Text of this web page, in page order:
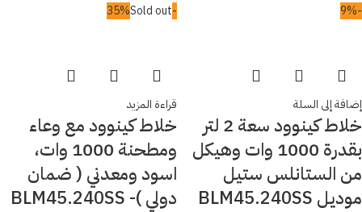
-9%
إضافة إلى السلة
خلاط كينوود سعة 2 لتر
بقدرة 1000 وات وهيكل
من الستانلس ستيل
موديل BLM45.240SS
-35%
Sold out
قراءة المزيد
خلاط كينوود مع وعاء
ومطحنة 1000 وات،
اسود ومعدني ( ضمان
دولي )- BLM45.240SS